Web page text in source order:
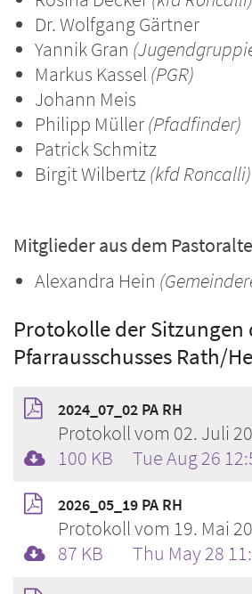
Dr. Wolfgang Gärtner
Yannik Gran
Markus Kassel (PGR)
Johann Meis
Philipp Müller(Pfadfinder)
Patrick Schmitz
Birgit Wilbertz(kfd Roncalli)
Mitglieder aus dem
Alexandra Hein
Protokolle der Sitzungen
Pfarrausschusses Rath/
2024_07_02 PA RH
Protokoll vom 02. Juli
100 KB
Tue Aug 26
2026_05_19 PA RH
Protokoll vom 19. Mai
87 KB
Thu May 28